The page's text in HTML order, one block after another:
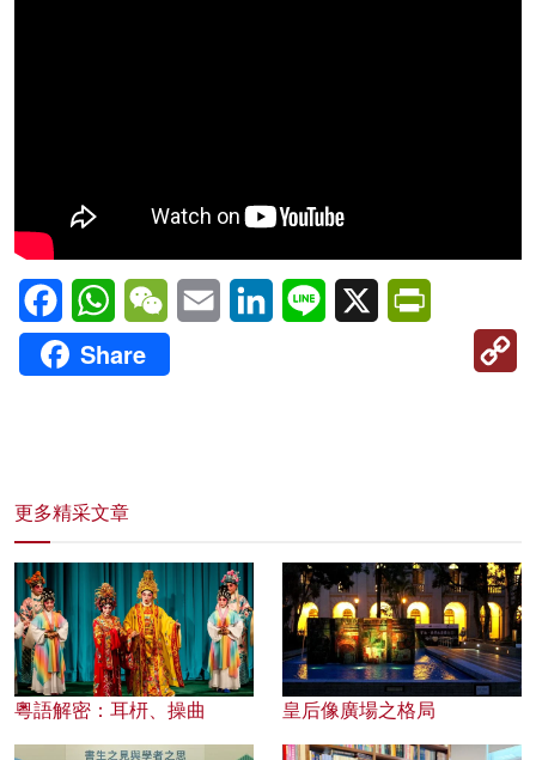
FacebookWhatsAppWeChatEmail LinkedInLine X
Share
更多精采文章
粵語解密：耳枅、操曲 皇后像廣場之格局